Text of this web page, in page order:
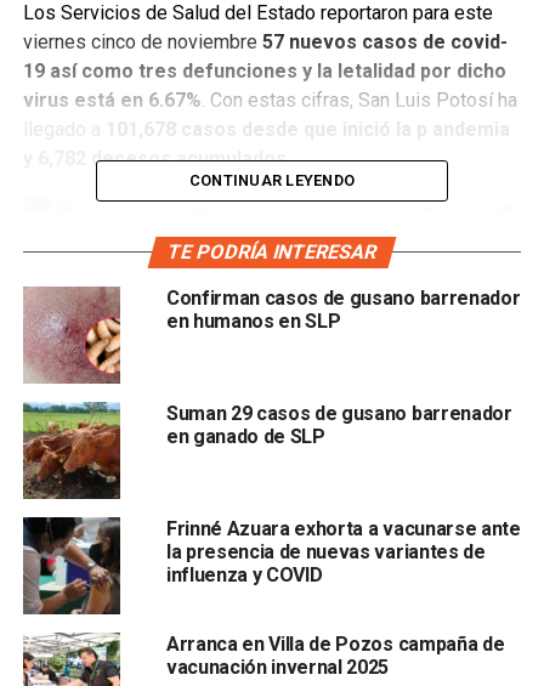
Los Servicios de Salud del Estado reportaron para este
viernes cinco de noviembre 57 nuevos casos de covid-
19 así como tres defunciones y la letalidad por dicho
virus está en 6.67%. Con estas cifras, San Luis Potosí ha
llegado a 101,678 casos desde que inició la p andemia
y 6,782 decesos acumulados.
De los 57 nuevos contagios,30 corresponden a
mujeres y 27 a hombres,
cuyas edades oscilan entre uno y 82 años de edad y el
inicio de sus síntomas fue entre el 24 de septiembre y el
dos de noviembre.
Lastres defunciones fueron de hombres entre 56 y
84 años de edad, dos de ellos sin esquema de
vacunación y uno más con esquema completo.
CONTINUAR LEYENDO
TE PODRÍA INTERESAR
Confirman casos de gusano barrenador
en humanos en SLP
Suman 29 casos de gusano barrenador
en ganado de SLP
Frinné Azuara exhorta a vacunarse ante
la presencia de nuevas variantes de
influenza y COVID
Arranca en Villa de Pozos campaña de
vacunación invernal 2025